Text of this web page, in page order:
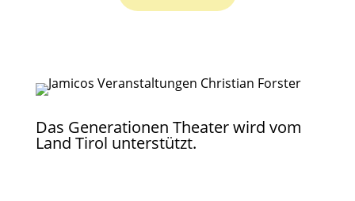
Das Generationen Theater wird vom
Land Tirol unterstützt.